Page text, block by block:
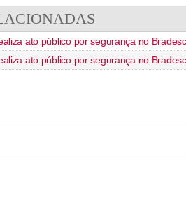
ato público por segurança no
ato público por segurança no